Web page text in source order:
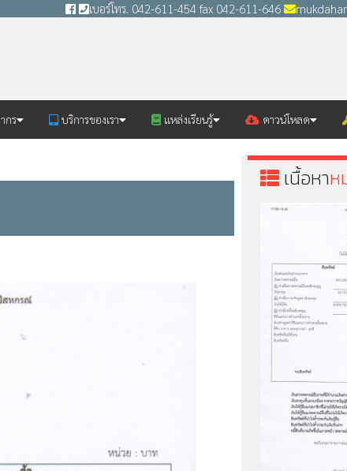
เบอร์โทร. 042-611-454 fax 042-611-646
กร บริการของเรา แหล่งเรียนรู้ ดาวน์โหลด
เนื้อหาห